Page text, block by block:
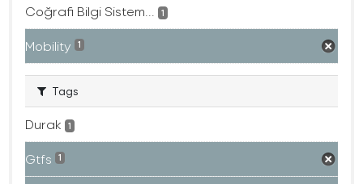
Coğrafi Bilgi Sistem... 1
Mobility 1
Tags
Durak 1
Gtfs 1